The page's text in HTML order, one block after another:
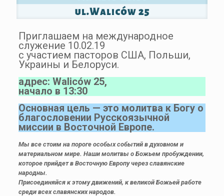
Приглашаем на международное
служение 10.02.19
с участием пасторов США, Польши,
Украины и Белоруси.
адрес: Waliców 25,
начало в 13:30
Основная цель — это молитва к Богу о
благословении Русскоязычной
миссии в Восточной Европе.
Мы все стоим на пороге особых событий в духовном и
материальном мире. Наши молитвы о Божьем пробуждении,
которое прийдет в Восточную Европу через славянские
народны.
Присоединяйся к этому движений, к великой Божьей работе
среди всех славянских народов.